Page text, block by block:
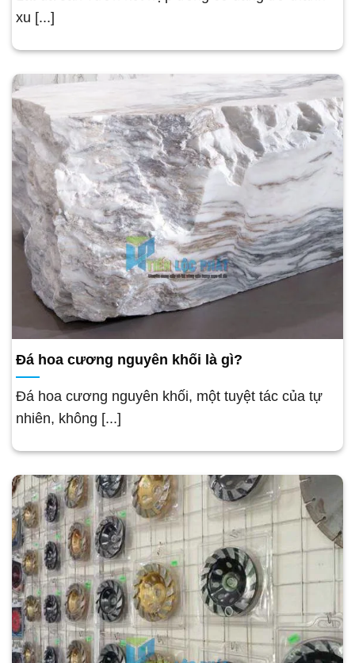
xu [...]
Đá hoa cương nguyên khối là gì?
Đá hoa cương nguyên khối, một tuyệt tác của tự
nhiên, không [...]